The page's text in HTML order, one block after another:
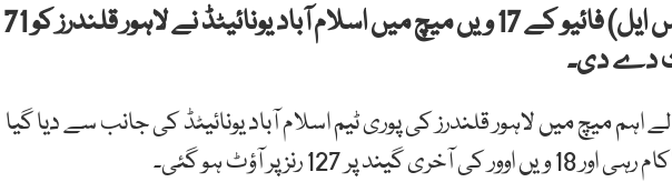
لاہور: پاکستان سپرلیگ (پی ایس ایل) فائیو کے 17 ویں میچ میں اسلام آباد یونائیٹڈ نے لاہور قلندرز کو 71
دے دی۔
اہم میچ میں لاہور قلندرز کی پوری ٹیم اسلام آباد یونائیٹڈ کی جانب سے دیا گیا